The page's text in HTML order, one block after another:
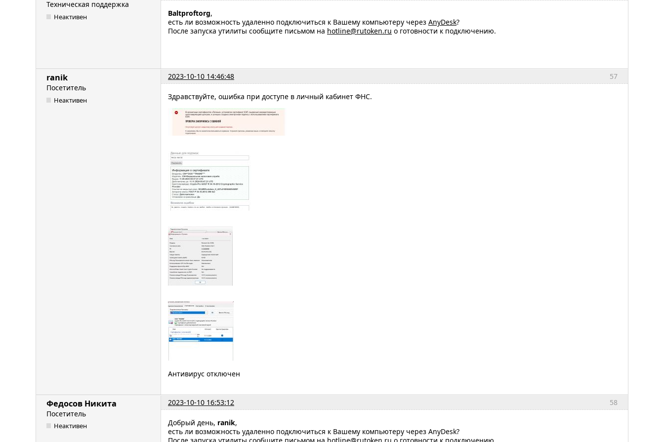
Техническая поддержка
Неактивен Baltproftorg,
есть ли возможность удаленно подключиться к Вашему компьютеру через AnyDesk?
После запуска утилиты сообщите письмом на hotline@rutoken.ru о готовности к подключению.
57
ranik
2023-10-10 14:46:48
Посетитель
Неактивен Здравствуйте, ошибка при доступе в личный кабинет ФНС.
Антивирус отключен
58
Федосов Никита
2023-10-10 16:53:12
Посетитель
Неактивен Добрый день, ranik,
есть ли возможность удаленно подключиться к Вашему компьютеру через AnyDesk?